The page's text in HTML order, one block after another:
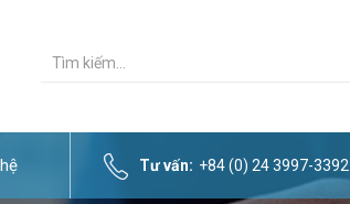
Tư vấn: +84 (0) 24 3997-3392